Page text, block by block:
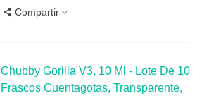
Compartir
Chubby Gorilla V3, 10 Ml - Lote De 10
Frascos Cuentagotas, Transparente,